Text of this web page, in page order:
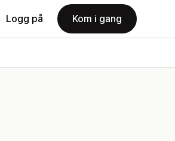
Logg på Kom i gang